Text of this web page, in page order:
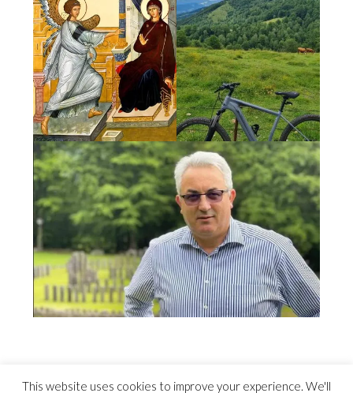
This website uses cookies to improve your experience. We'll